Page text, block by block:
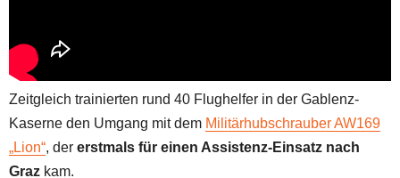
Zeitgleich trainierten rund 40 Flughelfer in der Gablenz-
Kaserne den Umgang mit dem Militärhubschrauber AW169
„Lion“, der erstmals für einen Assistenz-Einsatz nach
Graz kam.